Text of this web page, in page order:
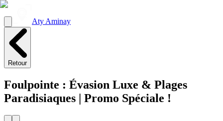
Aty Aminay
Retour
Foulpointe : Évasion Luxe & Plages
Paradisiaques | Promo Spéciale !